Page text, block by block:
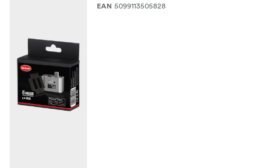
EAN 5099113505828